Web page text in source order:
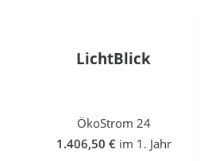
LichtBlick
ÖkoStrom 24
1.406,50 € im 1. Jahr